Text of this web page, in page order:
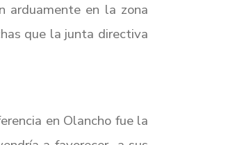
arduamente en la zona
que la junta directiva
en Olancho fue la